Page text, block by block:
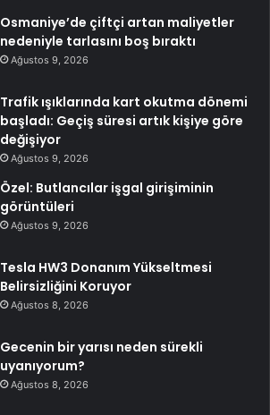
Osmaniye’de çiftçi artan maliyetler
nedeniyle tarlasını boş bıraktı
Ağustos 9, 2026
Trafik ışıklarında kart okutma dönemi
başladı: Geçiş süresi artık kişiye göre
değişiyor
Ağustos 9, 2026
Özel: Butlancılar işgal girişiminin
görüntüleri
Ağustos 9, 2026
Tesla HW3 Donanım Yükseltmesi
Belirsizliğini Koruyor
Ağustos 8, 2026
Gecenin bir yarısı neden sürekli
uyanıyorum?
Ağustos 8, 2026